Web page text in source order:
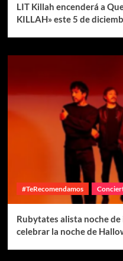
LIT Killah encenderá a
KILLAH» este 5 de
#TeRecomendamos
Rubytates alista noche
celebrar la noche de